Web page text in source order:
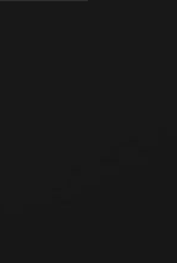
Rendre
et